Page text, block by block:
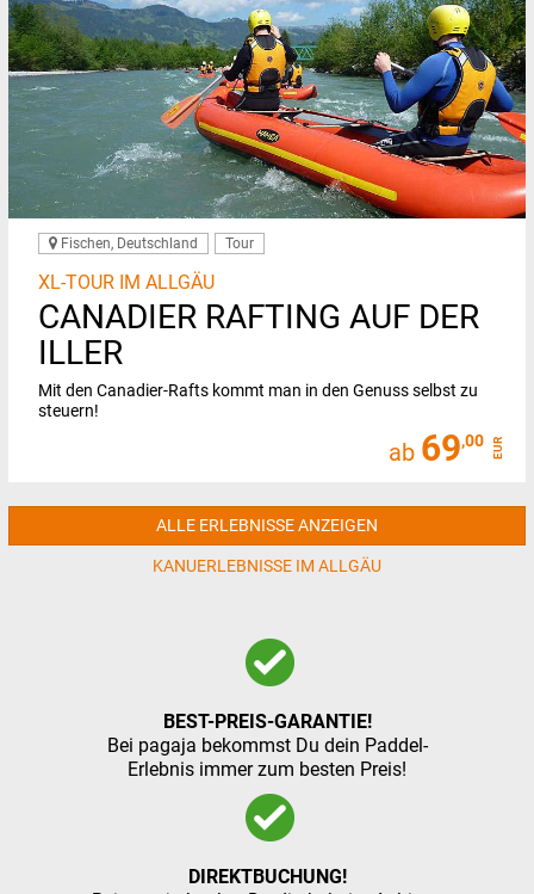
Fischen, Deutschland Tour
XL-TOUR IM ALLGÄU
CANADIER RAFTING AUF DER
ILLER
Mit den Canadier-Rafts kommt man in den Genuss selbst zu
steuern!
ab 69,00 EUR
ALLE ERLEBNISSE ANZEIGEN
KANUERLEBNISSE IM ALLGÄU
BEST-PREIS-GARANTIE!
Bei pagaja bekommst Du dein Paddel-
Erlebnis immer zum besten Preis!
DIREKTBUCHUNG!